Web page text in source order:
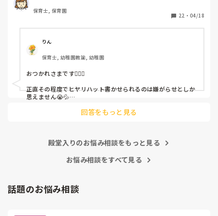
しかも、上司に↑この内容でも
ちゃんと考えて対策を練って書き込むようにと。
呼ばれて一緒に対策を考えさせられること多数
これだけで30〜40分拘束されて辛いです
皆さんの園はどうですか?
保育士, 保育園
22 ・ 04/18
りん
保育士, 幼稚園教諭, 幼稚園
おつかれさまです🙇🏻‍♀️
正直その程度でヒヤリハット書かせられるのは嫌がらせとしか
思えません😭💦
回答をもっと見る
殿堂入りのお悩み相談をもっと見る
お悩み相談をすべて見る
話題のお悩み相談